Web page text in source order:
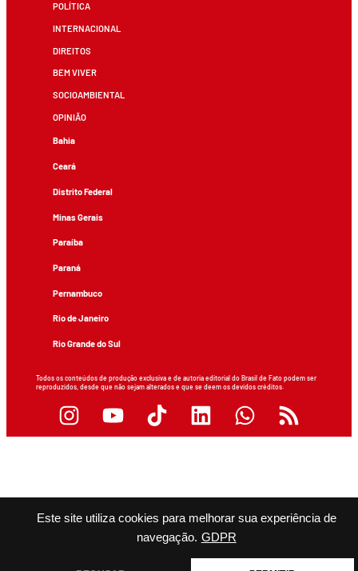
Este site utiliza cookies para melhorar sua experiência de
navegação. GDPR
POLÍTICA
INTERNACIONAL
DIREITOS
BEM VIVER
SOCIOAMBIENTAL
OPINIÃO
Bahia
Ceará
Distrito Federal
Minas Gerais
Paraíba
Paraná
Pernambuco
Rio de Janeiro
Rio Grande do Sul
Todos os conteúdos de produção exclusiva e de autoria editorial do Brasil de Fato podem ser
reproduzidos, desde que não sejam alterados e que se deem os devidos créditos.